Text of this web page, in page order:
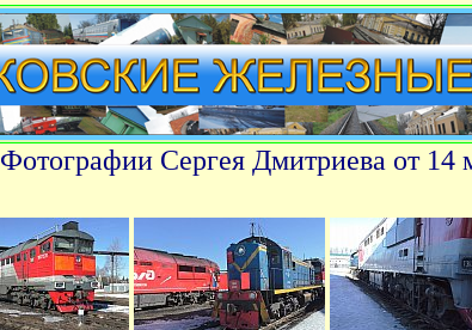
Фотографии Сергея Дмитриева от 14